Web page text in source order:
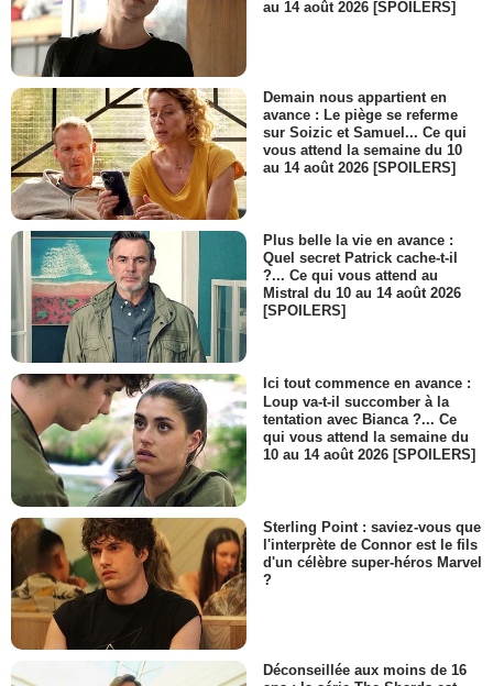
au 14 août 2026 [SPOILERS]
Demain nous appartient en
avance : Le piège se referme
sur Soizic et Samuel... Ce qui
vous attend la semaine du 10
au 14 août 2026 [SPOILERS]
Plus belle la vie en avance :
Quel secret Patrick cache-t-il
?... Ce qui vous attend au
Mistral du 10 au 14 août 2026
[SPOILERS]
Ici tout commence en avance :
Loup va-t-il succomber à la
tentation avec Bianca ?... Ce
qui vous attend la semaine du
10 au 14 août 2026 [SPOILERS]
Sterling Point : saviez-vous que
l'interprète de Connor est le fils
d'un célèbre super-héros Marvel
?
Déconseillée aux moins de 16